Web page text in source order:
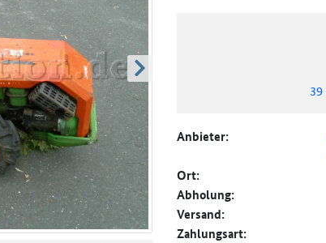
weiter blättern
39
Anbieter:
Ort:
Abholung:
Versand:
Zahlungsart: